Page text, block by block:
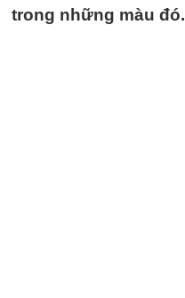
trong những màu đó.